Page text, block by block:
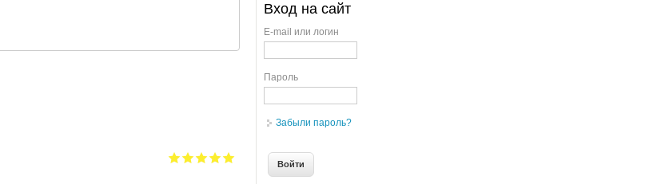
Вход на сайт
E-mail или логин
Пароль
Забыли пароль?